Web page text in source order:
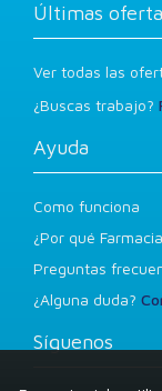
Últimas
Ver todas las
¿Buscas trabajo?
Ayuda
Como funciona
¿Por qué
Preguntas
¿Alguna duda?
Síguenos